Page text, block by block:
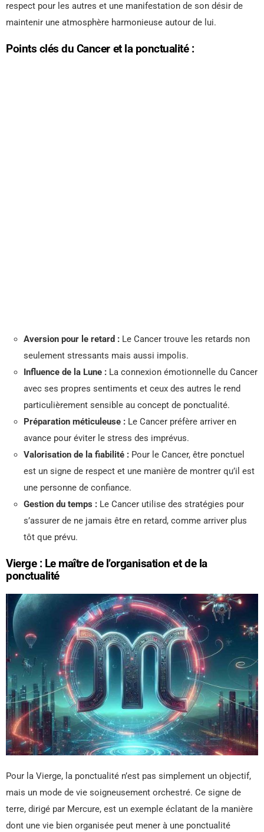
respect pour les autres et une manifestation de son désir de
maintenir une atmosphère harmonieuse autour de lui.
Points clés du Cancer et la ponctualité :
Aversion pour le retard : Le Cancer trouve les retards non
seulement stressants mais aussi impolis.
Influence de la Lune : La connexion émotionnelle du Cancer
avec ses propres sentiments et ceux des autres le rend
particulièrement sensible au concept de ponctualité.
Préparation méticuleuse : Le Cancer préfère arriver en
avance pour éviter le stress des imprévus.
Valorisation de la fiabilité : Pour le Cancer, être ponctuel
est un signe de respect et une manière de montrer qu’il est
une personne de confiance.
Gestion du temps : Le Cancer utilise des stratégies pour
s’assurer de ne jamais être en retard, comme arriver plus
tôt que prévu.
Vierge : Le maître de l’organisation et de la
ponctualité
Pour la Vierge, la ponctualité n’est pas simplement un objectif,
mais un mode de vie soigneusement orchestré. Ce signe de
terre, dirigé par Mercure, est un exemple éclatant de la manière
dont une vie bien organisée peut mener à une ponctualité